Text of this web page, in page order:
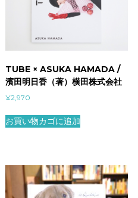
TUBE × ASUKA HAMADA /
濱田明日香（著）横田株式会社
¥2,970
お買い物カゴに追加